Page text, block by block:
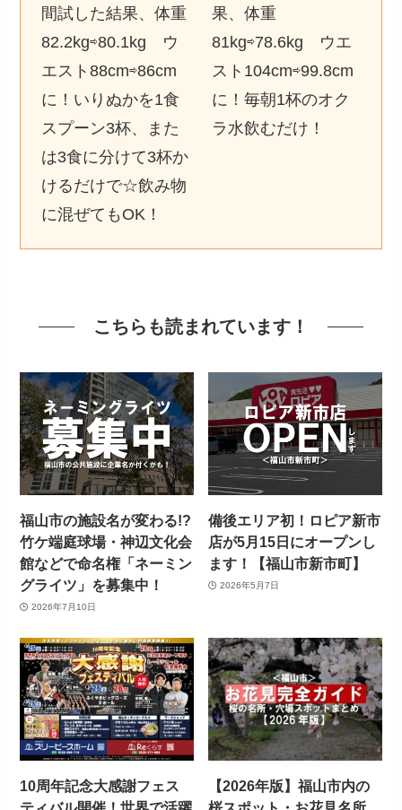
間試した結果、体重
82.2kg⇨80.1kg ウ
エスト88cm⇨86cm
に！いりぬかを1食
スプーン3杯、また
は3食に分けて3杯か
けるだけで☆飲み物
に混ぜてもOK！
果、体重
81kg⇨78.6kg ウエ
スト104cm⇨99.8cm
に！毎朝1杯のオク
ラ水飲むだけ！
こちらも読まれています！
福山市の施設名が変わる!?
竹ケ端庭球場・神辺文化会
館などで命名権「ネーミン
グライツ」を募集中！
2026年7月10日
備後エリア初！ロピア新市
店が5月15日にオープンし
ます！【福山市新市町】
2026年5月7日
10周年記念大感謝フェス
【2026年版】福山市内の